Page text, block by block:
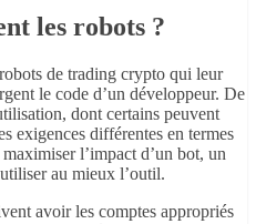
les robots ?
de trading crypto qui leur
le code d’un développeur. De
dont certains peuvent
exigences différentes en termes
l’impact d’un bot, un
au mieux l’outil.
avoir les comptes appropriés